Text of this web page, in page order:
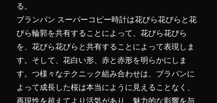
る。
ブランパン スーパーコピー時計は花びら花びらと花
びら輪郭を共有することによって、花びら花びら
を、花びら花びらと共有することによって表現しま
す。そして、花白い形、赤と赤形を明らかにしま
す。つ様々なテクニック組み合わせは、ブラパンに
よって成長した桜は本当にように見えることなく、
再現性を超えてより活気があり、魅力的な影響を与